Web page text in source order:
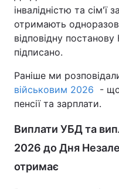
інвалідністю та сім'ї
отримають
відповідну постанову
підписано.
Раніше ми
військовим 2026 -
пенсії та зарплати.
Виплати УБД та
2026 до Дня
отримає